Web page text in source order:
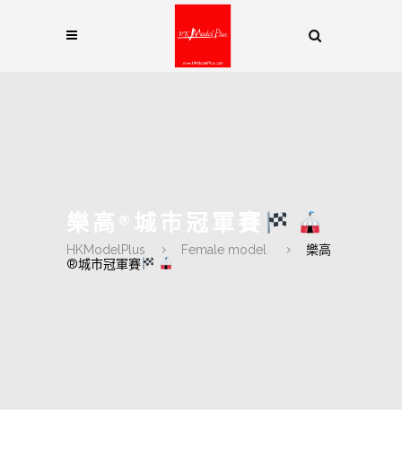
HKModelPlus Female model
樂高
®城市冠軍賽